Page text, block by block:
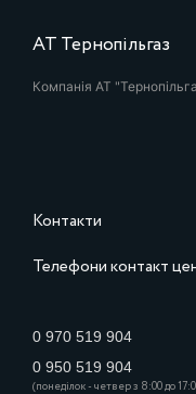
АТ Тернопільгаз
Компанія АТ
Контакти
Телефони контакт
0 970 519 904
0 950 519 904
(понеділок - четвер з 8:00 до